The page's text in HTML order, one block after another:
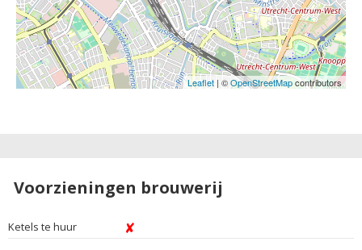
Leaflet | ©OpenStreetMapcontributors
Voorzieningen brouwerij
Ketels te huur